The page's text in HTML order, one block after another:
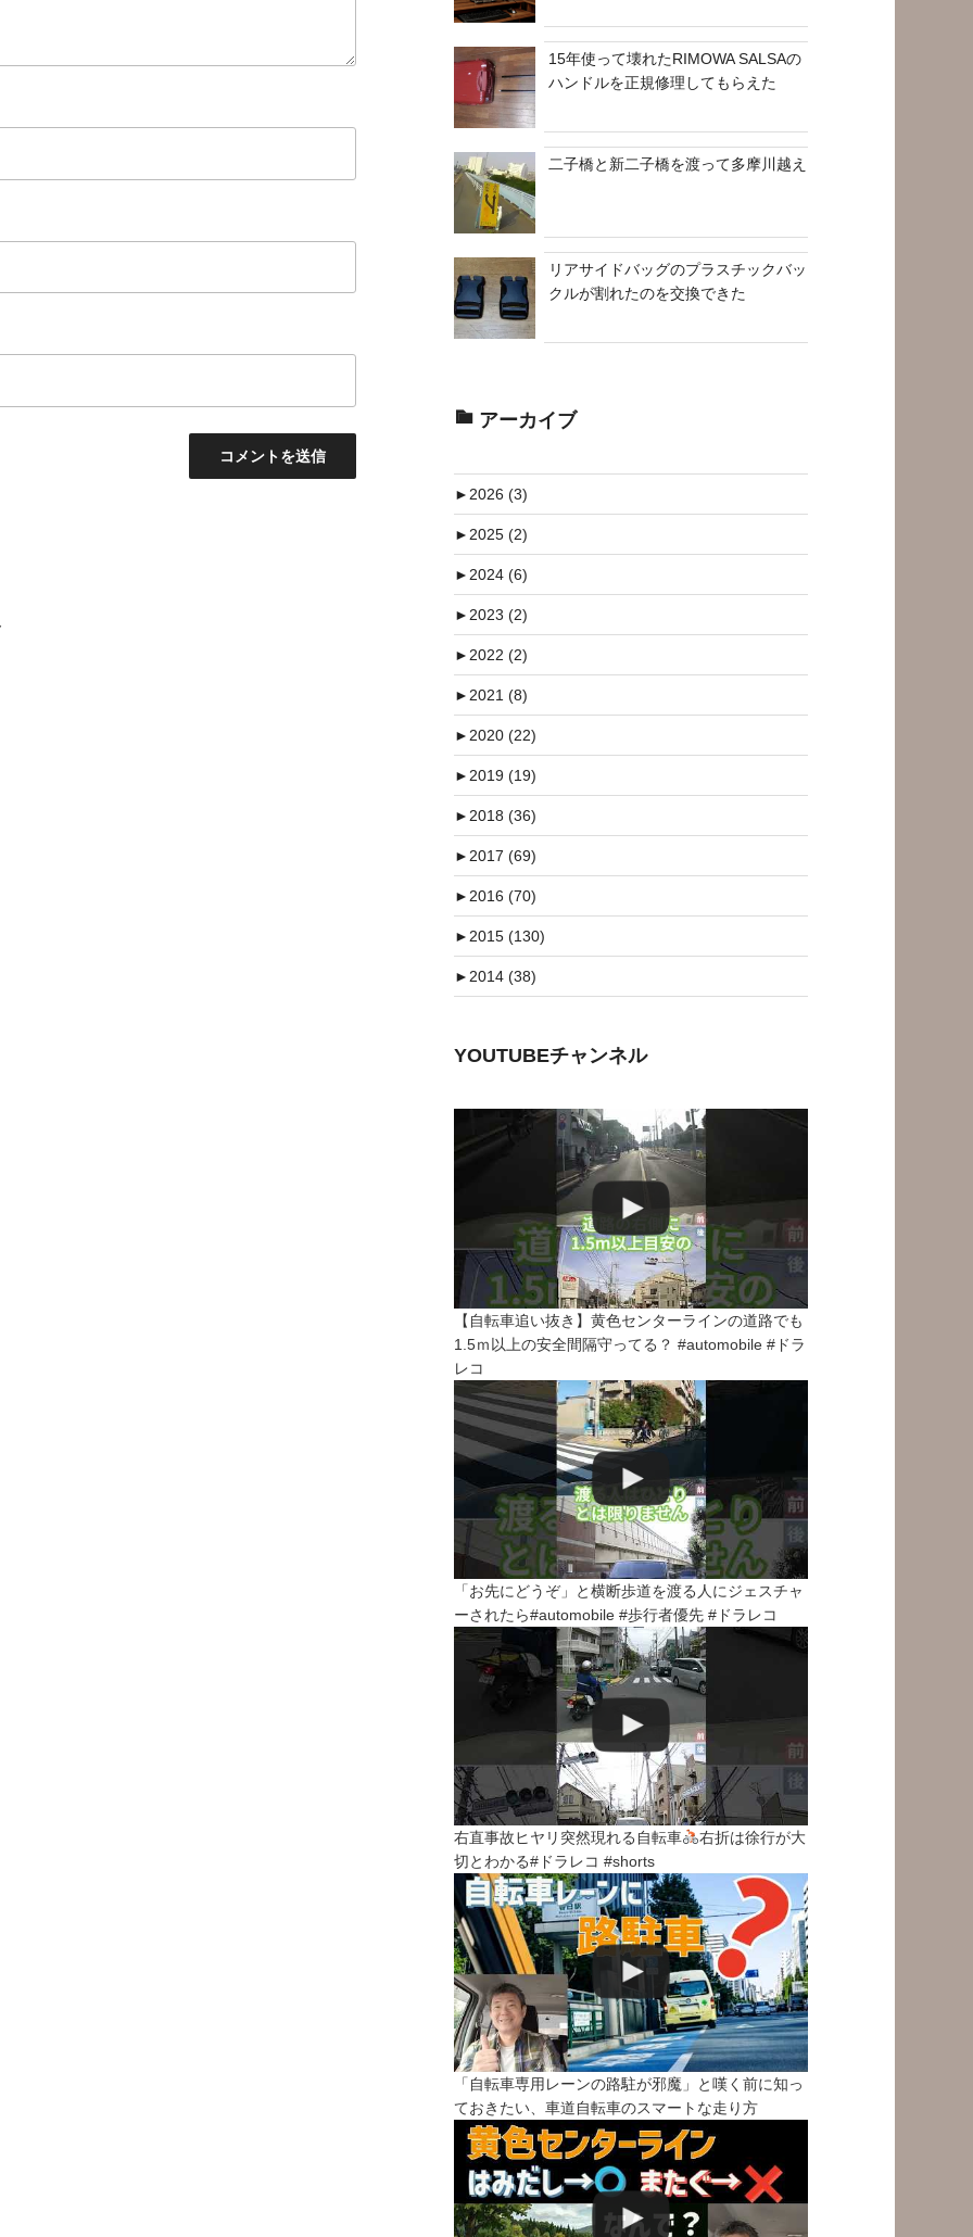
15年使って壊れたRIMOWA SALSAの
ハンドルを正規修理してもらえた
二子橋と新二子橋を渡って多摩川越え
リアサイドバッグのプラスチックバッ
クルが割れたのを交換できた
アーカイブ
►2026 (3)
►2025 (2)
►2024 (6)
►2023 (2)
►2022 (2)
►2021 (8)
►2020 (22)
►2019 (19)
►2018 (36)
►2017 (69)
►2016 (70)
►2015 (130)
►2014 (38)
YOUTUBEチャンネル
【自転車追い抜き】黄色センターラインの道路でも
1.5ｍ以上の安全間隔守ってる？ #automobile #ドラ
レコ
「お先にどうぞ」と横断歩道を渡る人にジェスチャ
ーされたら#automobile #歩行者優先 #ドラレコ
右直事故ヒヤリ突然現れる自転車
右折は徐行が大
切とわかる#ドラレコ #shorts
「自転車専用レーンの路駐が邪魔」と嘆く前に知っ
ておきたい、車道自転車のスマートな走り方